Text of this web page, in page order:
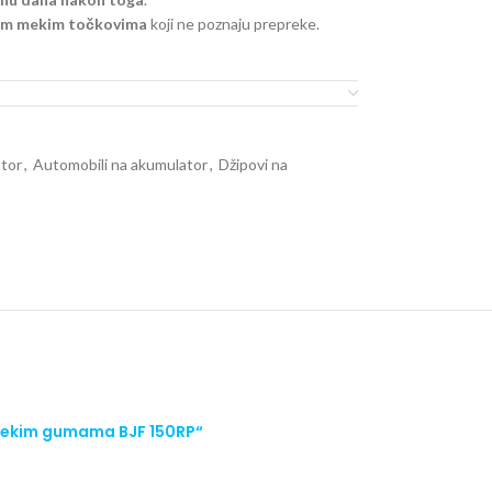
mekim točkovima koji ne poznaju prepreke.
, Automobili na akumulator, Džipovi na
gumama BJF 150RP“